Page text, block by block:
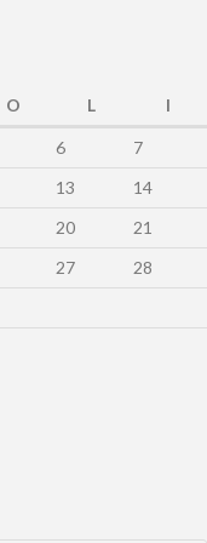
O L I
6
7
13
14
20
21
27
28